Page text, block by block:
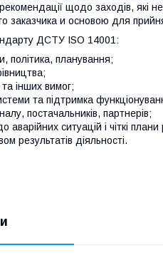
рекомендації щодо заходів, які
заказчика и основою для
ДСТУ ISO 14001:
політика, планування;
інших вимог;
та підтримка
постачальників, партнерів;
аварійних ситуацій і чіткі
результатів діяльності.